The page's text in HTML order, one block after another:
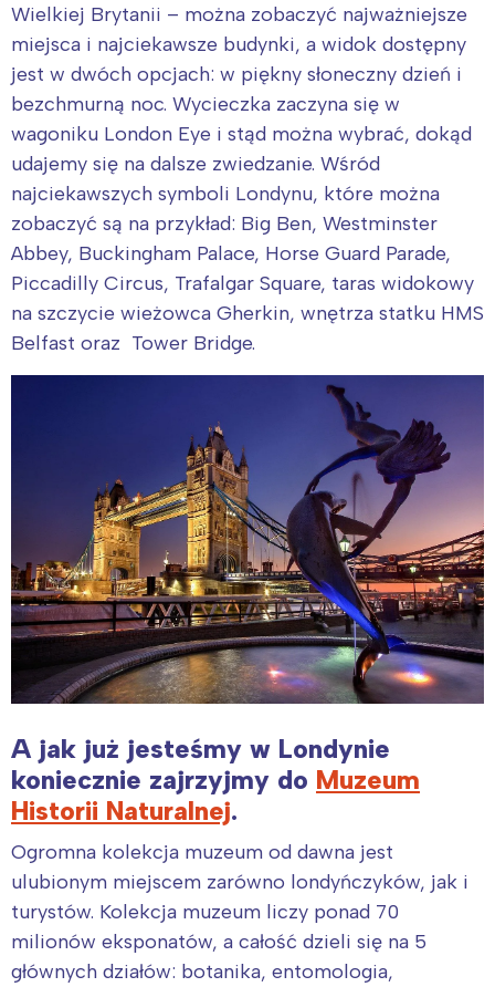
Wielkiej Brytanii – można zobaczyć najważniejsze
miejsca i najciekawsze budynki, a widok dostępny
jest w dwóch opcjach: w piękny słoneczny dzień i
bezchmurną noc. Wycieczka zaczyna się w
wagoniku London Eye i stąd można wybrać, dokąd
udajemy się na dalsze zwiedzanie. Wśród
najciekawszych symboli Londynu, które można
zobaczyć są na przykład: Big Ben, Westminster
Abbey, Buckingham Palace, Horse Guard Parade,
Piccadilly Circus, Trafalgar Square, taras widokowy
na szczycie wieżowca Gherkin, wnętrza statku HMS
Belfast oraz Tower Bridge.
A jak już jesteśmy w Londynie
koniecznie zajrzyjmy do Muzeum
Historii Naturalnej.
Ogromna kolekcja muzeum od dawna jest
ulubionym miejscem zarówno londyńczyków, jak i
turystów. Kolekcja muzeum liczy ponad 70
milionów eksponatów, a całość dzieli się na 5
głównych działów: botanika, entomologia,